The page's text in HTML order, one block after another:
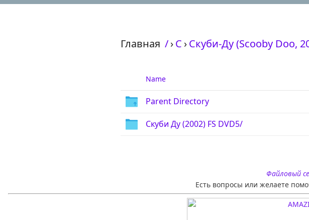
Главная /›С ›Скуби-Ду (Scooby Doo,
Name
Parent Directory
Скуби Ду (2002) FS DVD5/
Файловый
Есть вопросы или желаете